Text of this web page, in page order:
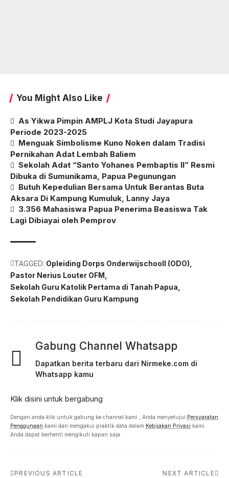
You Might Also Like
As Yikwa Pimpin AMPLJ Kota Studi Jayapura
Periode 2023-2025
Menguak Simbolisme Kuno Noken dalam Tradisi
Pernikahan Adat Lembah Baliem
Sekolah Adat “Santo Yohanes Pembaptis II” Resmi
Dibuka di Sumunikama, Papua Pegunungan
Butuh Kepedulian Bersama Untuk Berantas Buta
Aksara Di Kampung Kumuluk, Lanny Jaya
3.356 Mahasiswa Papua Penerima Beasiswa Tak
Lagi Dibiayai oleh Pemprov
TAGGED: Opleiding Dorps Onderwijschooll (ODO)
Pastor Nerius Louter OFM
Sekolah Guru Katolik Pertama di Tanah Papua
Sekolah Pendidikan Guru Kampung
Gabung Channel Whatsapp
Dapatkan berita terbaru dari Nirmeke.com di
Whatsapp kamu
Klik disini untuk bergabung
Dengan anda klik untuk gabung ke channel kami , Anda menyetujui Persyaratan
Penggunaan kami dan mengakui praktik data dalam Kebijakan Privasi kami.
Anda dapat berhenti mengikuti kapan saja.
PREVIOUS ARTICLE NEXT ARTICLE